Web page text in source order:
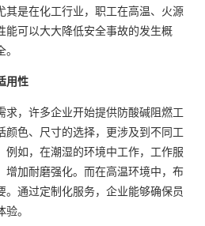
其是在化工行业，职工在高温、火源
能可以大大降低安全事故的发生概
用性
求，许多企业开始提供防酸碱阻燃工
颜色、尺寸的选择，更涉及到不同工
例如，在潮湿的环境中工作，工作服
增加耐磨强化。而在高温环境中，布
通过定制化服务，企业能够确保员
。